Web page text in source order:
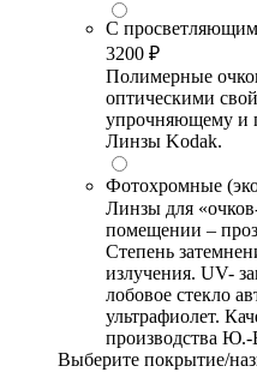
С
3200 ₽
Полимерные
оптическими
упрочняющему и
Линзы Kodak.
Фотохромные
Линзы для
помещении –
Степень
излучения. UV-
лобовое стекло
ультрафиолет.
производства
Выберите покрытие/